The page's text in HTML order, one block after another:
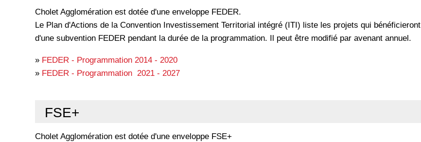
Cholet Agglomération est dotée d'une enveloppe FEDER.
Le Plan d'Actions de la Convention Investissement Territorial intégré (ITI) liste les projets qui bénéficieront
d'une subvention FEDER pendant la durée de la programmation. Il peut être modifié par avenant annuel.
» FEDER - Programmation 2014 - 2020
» FEDER - Programmation 2021 - 2027
FSE+
Cholet Agglomération est dotée d'une enveloppe FSE+